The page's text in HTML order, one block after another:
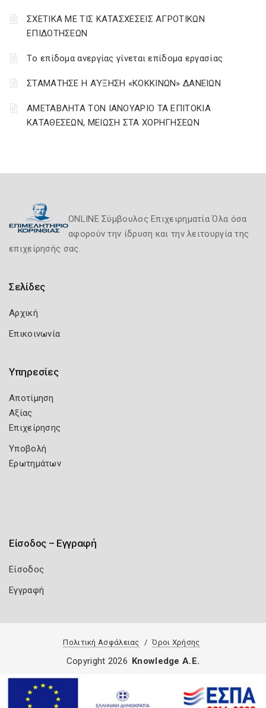
ΣΧΕΤΙΚΑ ΜΕ ΤΙΣ ΚΑΤΑΣΧΕΣΕΙΣ ΑΓΡΟΤΙΚΩΝ
ΕΠΙΔΟΤΗΣΕΩΝ
Tο επίδομα ανεργίας γίνεται επίδομα εργασίας
ΣΤΑΜΑΤΗΣΕ Η ΑΎΞΗΣΗ «ΚΟΚΚΙΝΩΝ» ΔΑΝΕΙΩΝ
ΑΜΕΤΑΒΛΗΤΑ ΤΟΝ ΙΑΝΟΥΑΡΙΟ ΤΑ ΕΠΙΤΟΚΙΑ
ΚΑΤΑΘΕΣΕΩΝ, ΜΕΙΩΣΗ ΣΤΑ ΧΟΡΗΓΗΣΕΩΝ
ONLINE Σύμβουλος Επιχειρηματία Όλα όσα
αφορούν την ίδρυση και την λειτουργία της
επιχείρησής σας.
Σελίδες
Αρχική
Επικοινωνία
Υπηρεσίες
Αποτίμηση
Αξίας
Επιχείρησης
Υποβολή
Ερωτημάτων
Είσοδος – Εγγραφή
Είσοδος
Εγγραφή
Πολιτική Ασφάλειας Όροι Χρήσης
Copyright 2026 Knowledge A.E.